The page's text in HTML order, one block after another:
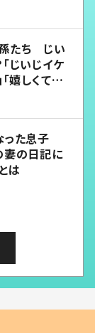
たち じい
じいじイケ
「嬉しくて可
った息子
妻の日記に
は